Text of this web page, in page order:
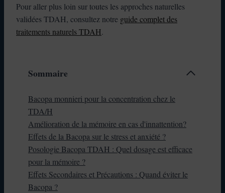
Pour aller plus loin sur toutes les approches naturelles
validées TDAH, consultez notre guide complet des
traitements naturels TDAH.
Sommaire
Bacopa monnieri pour la concentration chez le
TDA/H
Amélioration de la mémoire en cas d'innattention?
Effets de la Bacopa sur le stress et anxiété ?
Posologie Bacopa TDAH : Quel dosage est efficace
pour la mémoire ?
Effets Secondaires et Précautions : Quand éviter le
Bacopa ?